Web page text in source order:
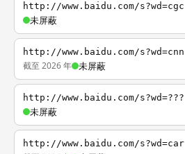
http://www.baidu.com/s?wd=cgc
未屏蔽
http://www.baidu.com/s?wd=cnn
截至 2026 年 未屏蔽
http://www.baidu.com/s?wd=???
未屏蔽
http://www.baidu.com/s?wd=car